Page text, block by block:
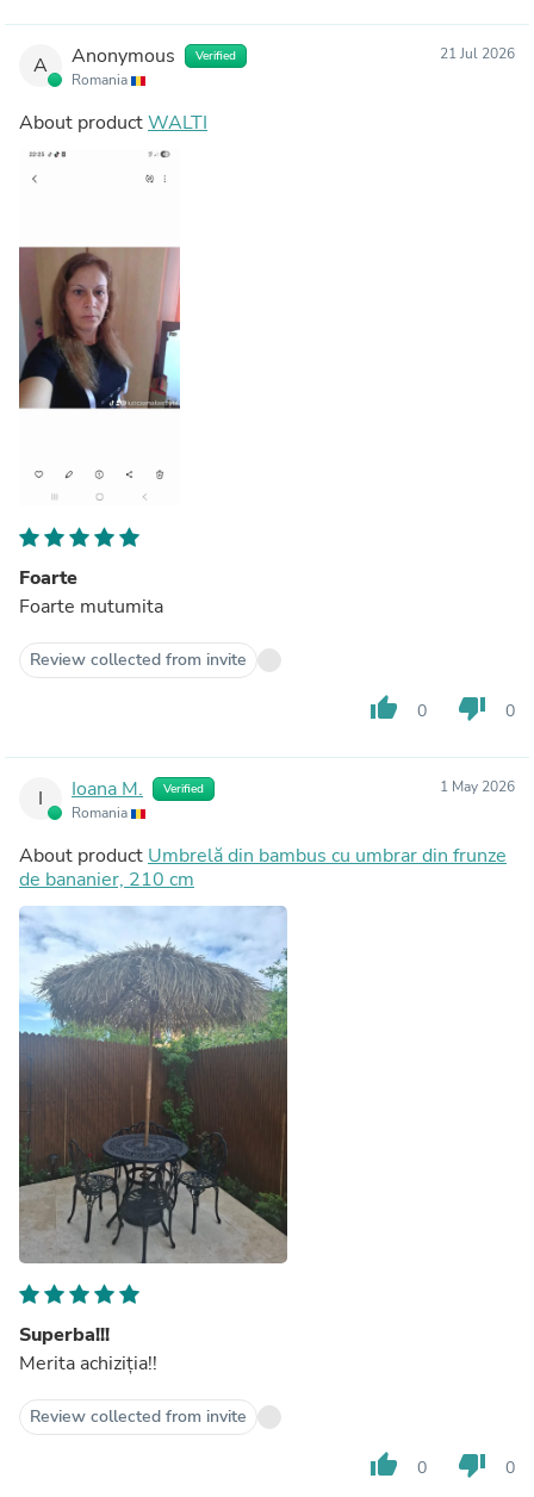
A Anonymous Verified
Romania
21 Jul 2026
About productWALTI
Foarte
Foarte mutumita
Review collected from invite
thumb_up 0 thumb_down 0
I Ioana M. Verified
Romania
1 May 2026
About product Umbrelă din bambus cu umbrar din frunze
de bananier, 210 cm
Superba!!!
Merita achiziția!!
Review collected from invite
thumb_up 0 thumb_down 0